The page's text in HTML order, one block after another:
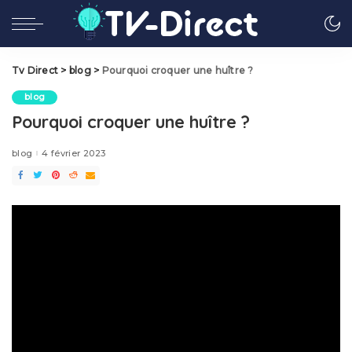
Tv Direct > blog> Pourquoi croquer une huître ?
blog
Pourquoi croquer une huître ?
blog 4 février 2023